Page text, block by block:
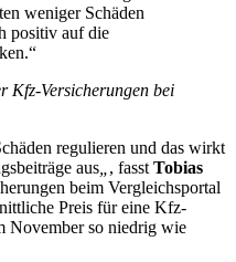
weniger Schäden
positiv auf die
Kfz-Versicherungen bei
regulieren und das wirkt
aus„, fasstTobias
beim Vergleichsportal
Preis für eine Kfz-
November so niedrig wie